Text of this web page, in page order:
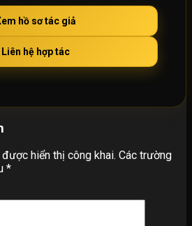
hồ sơ tác giả
Liên hệ hợp tác
hiển thị công khai. Các trường
*